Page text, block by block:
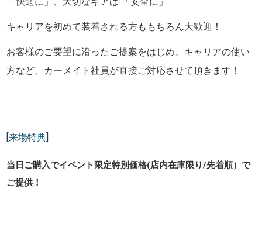
キャリアを初めて装着される方ももちろん大歓迎！
お客様のご要望に沿ったご提案をはじめ、キャリアの使い
方など、カーメイト社員が直接ご対応させて頂きます！
[来場特典]
当日ご購入でイベント限定特別価格(店内在庫限り/先着順）で
ご提供！